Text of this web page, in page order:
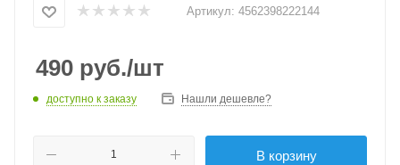
Артикул: 4562398222144
490 руб./шт
доступно к заказу Нашли дешевле?
В корзину